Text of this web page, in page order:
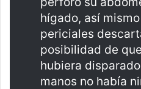
hígado, así
periciales
posibilidad de
hubiera
manos no había